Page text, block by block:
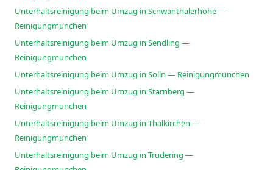
Unterhaltsreinigung beim Umzug in Schwanthalerhöhe —
Reinigungmunchen
Unterhaltsreinigung beim Umzug in Sendling —
Reinigungmunchen
Unterhaltsreinigung beim Umzug in Solln — Reinigungmunchen
Unterhaltsreinigung beim Umzug in Starnberg —
Reinigungmunchen
Unterhaltsreinigung beim Umzug in Thalkirchen —
Reinigungmunchen
Unterhaltsreinigung beim Umzug in Trudering —